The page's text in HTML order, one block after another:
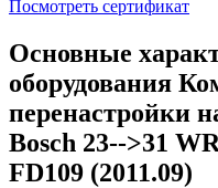
Посмотреть сертификат
Основные
оборудования
перенастройки
Bosch 23-->31
FD109 (2011.09)